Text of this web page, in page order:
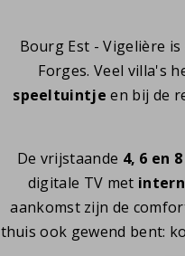
Bourg Est - Vigelière
Forges. Veel villa's
speeltuintje en bij de
De vrijstaande 4, 6 en
digitale TV met
aankomst zijn de
thuis ook gewend bent: